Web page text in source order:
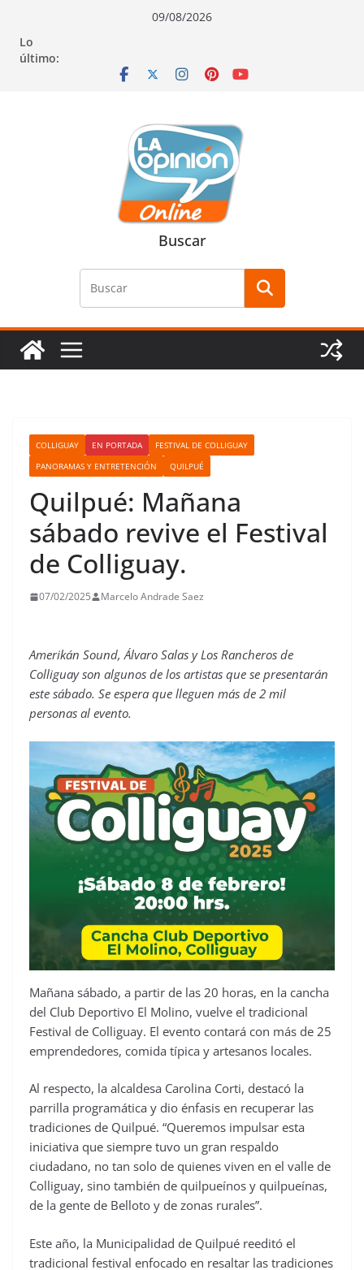
contenido
navegación
contenido
09/08/2026
Lo
último:
Buscar
COLLIGUAY EN PORTADA
FESTIVAL DE COLLIGUAY
PANORAMAS Y ENTRETENCIÓN
QUILPUÉ
Quilpué: Mañana
sábado revive el Festival
de Colliguay.
07/02/2025 Marcelo Andrade Saez
Amerika´n Sound, Álvaro Salas y Los Rancheros de
Colliguay son algunos de los artistas que se presentarán
este sábado. Se espera que lleguen más de 2 mil
personas al evento.
Mañana sábado, a partir de las 20 horas, en la cancha
del Club Deportivo El Molino, vuelve el tradicional
Festival de Colliguay. El evento contará con más de 25
emprendedores, comida típica y artesanos locales.
Al respecto, la alcaldesa Carolina Corti, destacó la
parrilla programática y dio énfasis en recuperar las
tradiciones de Quilpué. “Queremos impulsar esta
iniciativa que siempre tuvo un gran respaldo
ciudadano, no tan solo de quienes viven en el valle de
Colliguay, sino también de quilpueínos y quilpueínas,
de la gente de Belloto y de zonas rurales”.
Este año, la Municipalidad de Quilpué reeditó el
tradicional festival enfocado en resaltar las tradiciones